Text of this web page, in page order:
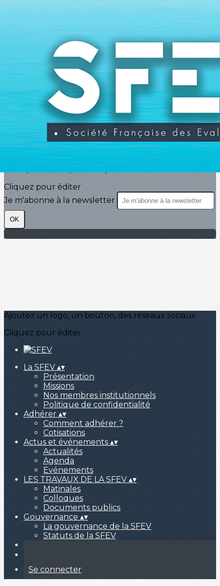
Exporter les lignes sélectionnées
Exporter uniquement les colonnes affichées
Menu
<
Actualités
Agenda
Evénements
?>
Images de la page d'accueil
Cliquez pour éditer
Texte, bouton et/ou inscription à la newsletter
Cliquez pour éditer
Je m'abonne à la newsletter
OK
Ajoutez un logo, un bouton, des réseaux sociaux
Cliquez pour éditer
La SFEV ▴▾
Présentation
Missions
Nos membres institutionnels
Politique de confidentialité
Adhérer ▴▾
Comment adhérer ?
Cotisations
Actus et événements ▴▾
Actualités
Agenda
Evénements
LES TRAVAUX DE LA SFEV ▴▾
Matinales
Colloques
Documents publics
Gouvernance ▴▾
La gouvernance de la SFEV
Statuts de la SFEV
Se connecter